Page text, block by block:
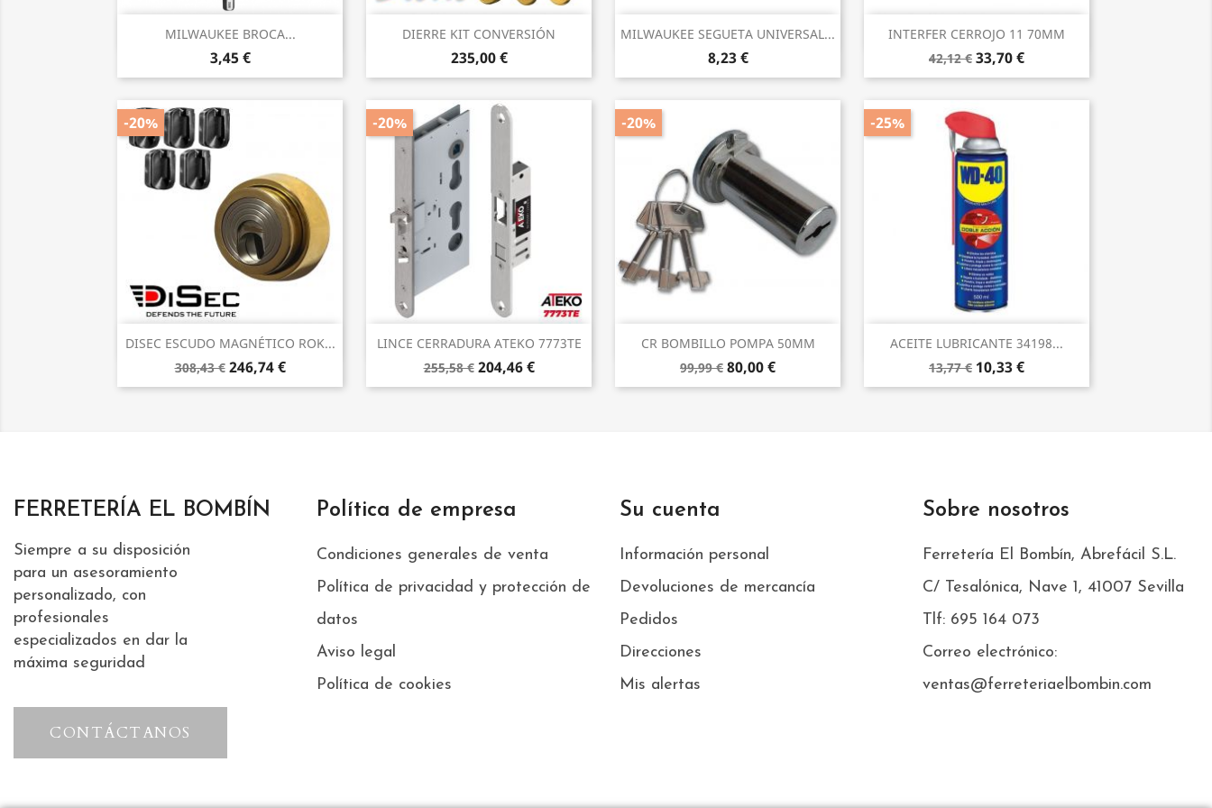
MILWAUKEE BROCA...
3,45 €
Vista rápida DIERRE KIT CONVERSIÓN
235,00 €
 Vista rápida MILWAUKEE SEGUETA UNIVERSAL...
8,23 €
 Vista rápida
INTERFER CERROJO 11 70MM
42,12 € 33,70 €
Vista rápida
DISEC ESCUDO MAGNÉTICO ROK...
308,43 € 246,74 €
-20%
Vista rápida
LINCE CERRADURA ATEKO 7773TE
255,58 € 204,46 €
-20%
Vista rápida
CR BOMBILLO POMPA 50MM
99,99 € 80,00 €
-20%
Vista rápida
ACEITE LUBRICANTE 34198...
13,77 € 10,33 €
-25%
Vista rápida
FERRETERÍA EL BOMBÍN
Siempre a su disposición
para un asesoramiento
personalizado, con
profesionales
especializados en dar la
máxima seguridad
CONTÁCTANOS
Política de empresa
Condiciones generales de venta
Política de privacidad y protección de
datos
Aviso legal
Política de cookies
Su cuenta
Información personal
Devoluciones de mercancía
Pedidos
Direcciones
Mis alertas
Sobre nosotros
Ferretería El Bombín, Abrefácil S.L.
C/ Tesalónica, Nave 1, 41007 Sevilla
Tlf: 695 164 073
Correo electrónico:
ventas@ferreteriaelbombin.com